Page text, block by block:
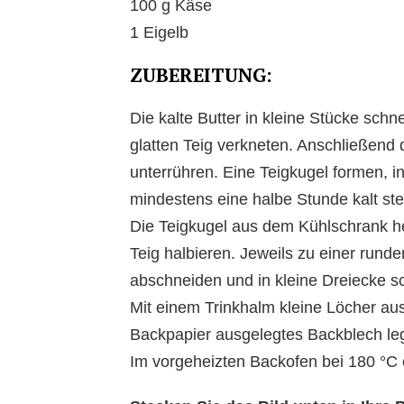
100 g Käse
1 Eigelb
ZUBEREITUNG:
Die kalte Butter in kleine Stücke
glatten Teig verkneten.
unterrühren. Eine Teigkugel formen,
mindestens eine halbe Stunde kalt
Die Teigkugel aus dem Kühlschrank
Teig halbieren. Jeweils zu einer
abschneiden und in kleine Dreiecke
Mit einem Trinkhalm kleine Löcher
Backpapier ausgelegtes Backblech
Im vorgeheizten Backofen bei 180